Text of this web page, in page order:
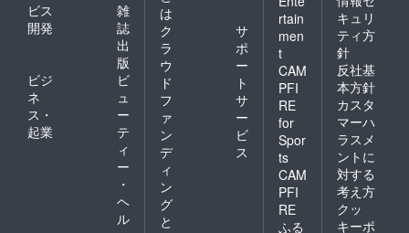
ビス
開発
雑
誌
出
版
ビジ
ネ
ス・
起業
ビ
ュ
ー
テ
ィ
ー
・
ヘ
ル
は
ク
ラ
ウ
ド
フ
ァ
ン
デ
ィ
ン
グ
と
サ
ポ
ー
ト
サ
ー
ビ
ス
rtain
men
t
CAM
PFI
RE
for
Spor
ts
CAM
PFI
RE
ふる
キュリ
ティ方
針
反社基
本方針
カスタ
マーハ
ラスメ
ントに
対する
考え方
クッ
キーポ